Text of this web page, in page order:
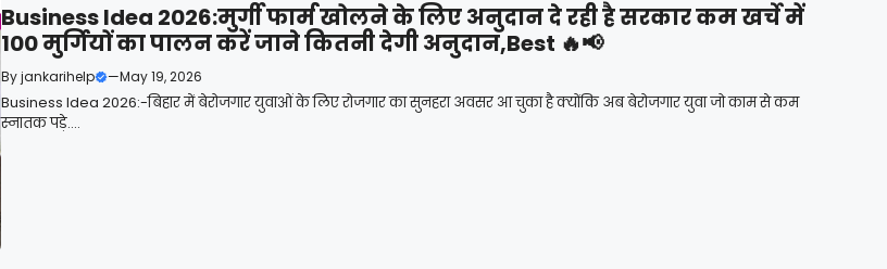
Business Idea 2026:मुर्गी फार्म खोलने के लिए अनुदान दे रही है सरकार कम खर्चे में
100 मुर्गियों का पालन करें जाने कितनी देगी अनुदान,Best 🔥📢
Byjankarihelp —May 19, 2026
Business Idea 2026:-बिहार में बेरोजगार युवाओं के लिए रोजगार का सुनहरा अवसर आ चुका है क्योंकि अब बेरोजगार युवा जो काम से कम
स्नातक पड़े....